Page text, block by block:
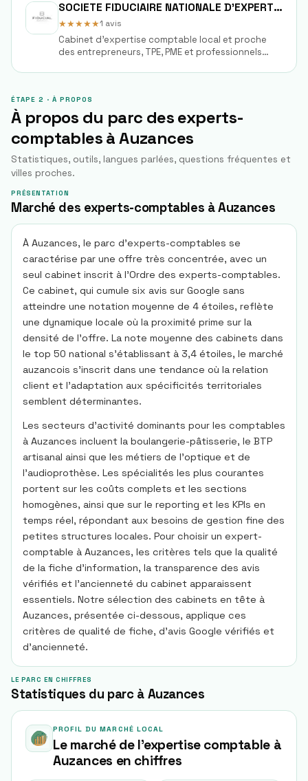
SOCIETE FIDUCIAIRE NATIONALE D'EXPERTISE COMPTABLE FIDEXPERTISE
★★★★★1 avis
Cabinet d'expertise comptable local et proche
des entrepreneurs, TPE, PME et professionnels
ÉTAPE 2 · À PROPOS
À propos du parc des experts-
comptables àAuzances
Statistiques, outils, langues parlées, questions fréquentes et
villes proches.
PRÉSENTATION
Marché des experts-comptables à Auzances
À Auzances, le parc d'experts-comptables se
caractérise par une offre très concentrée, avec un
seul cabinet inscrit à l'Ordre des experts-comptables.
Ce cabinet, qui cumule six avis sur Google sans
atteindre une notation moyenne de 4 étoiles, reflète
une dynamique locale où la proximité prime sur la
densité de l'offre. La note moyenne des cabinets dans
le top 50 national s'établissant à 3,4 étoiles, le marché
auzancois s'inscrit dans une tendance où la relation
client et l'adaptation aux spécificités territoriales
semblent déterminantes.
Les secteurs d'activité dominants pour les comptables
à Auzances incluent la boulangerie-pâtisserie, le BTP
artisanal ainsi que les métiers de l'optique et de
l'audioprothèse. Les spécialités les plus courantes
portent sur les coûts complets et les sections
homogènes, ainsi que sur le reporting et les KPIs en
temps réel, répondant aux besoins de gestion fine des
petites structures locales. Pour choisir un expert-
comptable à Auzances, les critères tels que la qualité
de la fiche d'information, la transparence des avis
vérifiés et l'ancienneté du cabinet apparaissent
essentiels. Notre sélection des cabinets en tête à
Auzances, présentée ci-dessous, applique ces
critères de qualité de fiche, d'avis Google vérifiés et
d'ancienneté.
LE PARC EN CHIFFRES
Statistiques du parc à Auzances
PROFIL DU MARCHÉ LOCAL
Le marché de l'expertise comptable à
Auzances en chiffres